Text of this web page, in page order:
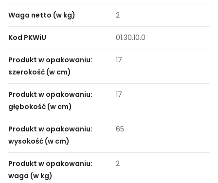
Waga netto (w kg) 2
Kod PKWiU 01.30.10.0
Produkt w opakowaniu:
szerokość (w cm)
17
Produkt w opakowaniu:
głębokość (w cm)
17
Produkt w opakowaniu:
wysokość (w cm)
65
Produkt w opakowaniu:
waga (w kg)
2